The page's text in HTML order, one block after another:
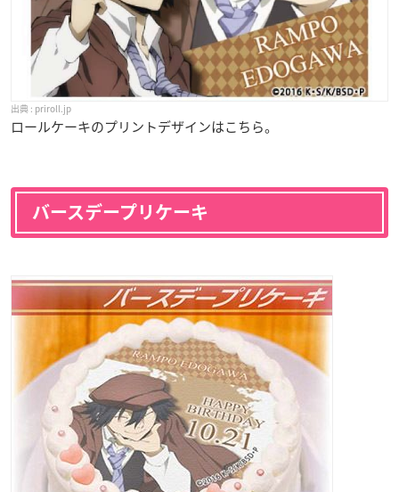
priroll.jp
ロールケーキのプリントデザインはこちら。
バースデープリケーキ